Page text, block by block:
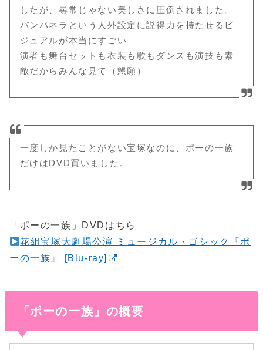
したが、尋常じゃない美しさに圧倒されました。
バンパネラという人外設定に説得力を持たせるビ
ジュアルが本当にすごい
演者も舞台セットも衣装も歌もダンスも演技も素
敵だからみんな見て（懇願）
一度しか見たことがない宝塚なのに、ポーの一族
だけはDVD買いました。
「ポーの一族」DVDはちら
花組宝塚大劇場公演 ミュージカル・ゴシック『ポ
ーの一族』 [Blu-ray]
「ポーの一族」の概要